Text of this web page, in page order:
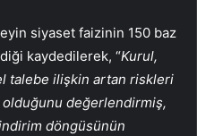
siyaset faizinin 150 baz
kaydedilerek, “Kurul,
talebe ilişkin artan riskleri
değerlendirmiş,
döngüsünün